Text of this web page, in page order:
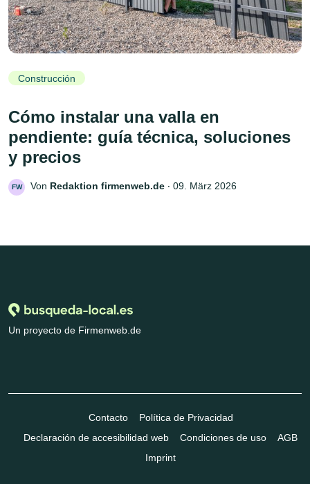
Construcción
Cómo instalar una valla en
pendiente: guía técnica, soluciones
y precios
FW Von Redaktion firmenweb.de ‧ 09. März 2026
Un proyecto de Firmenweb.de
Contacto
Política de Privacidad
Declaración de accesibilidad web
Condiciones de uso
AGB
Imprint